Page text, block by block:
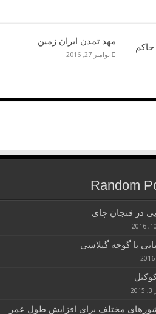
مهد تمدن ایران زمین
نوامبر 27, 2016
Random
در فنجان چای
با گوجه گیلاسی
مختلف برای افزایش طول عمر